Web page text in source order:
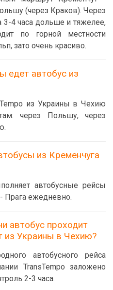
(через Краков). Через
4 часа дольше и тяжелее,
по горной местности
зато очень красиво.
едет автобус из
из Украины в Чехию
через Польшу, через
из Кременчуга
автобусные рейсы
Прага ежедневно.
автобус проходит
из Украины в Чехию?
автобусного рейса
TransTempo заложено
2-3 часа.